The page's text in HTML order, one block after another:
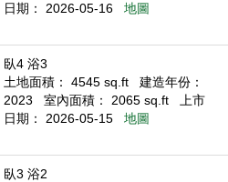
日期： 2026-05-16
地圖
臥4 浴3
土地面積： 4545 sq.ft
建造年份：
2023
室內面積： 2065 sq.ft
上市
日期： 2026-05-15
地圖
臥3 浴2